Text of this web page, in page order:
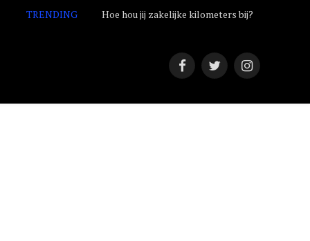
TRENDING Hoe hou jij zakelijke kilometers bij?
FacebookTwitterInstagram